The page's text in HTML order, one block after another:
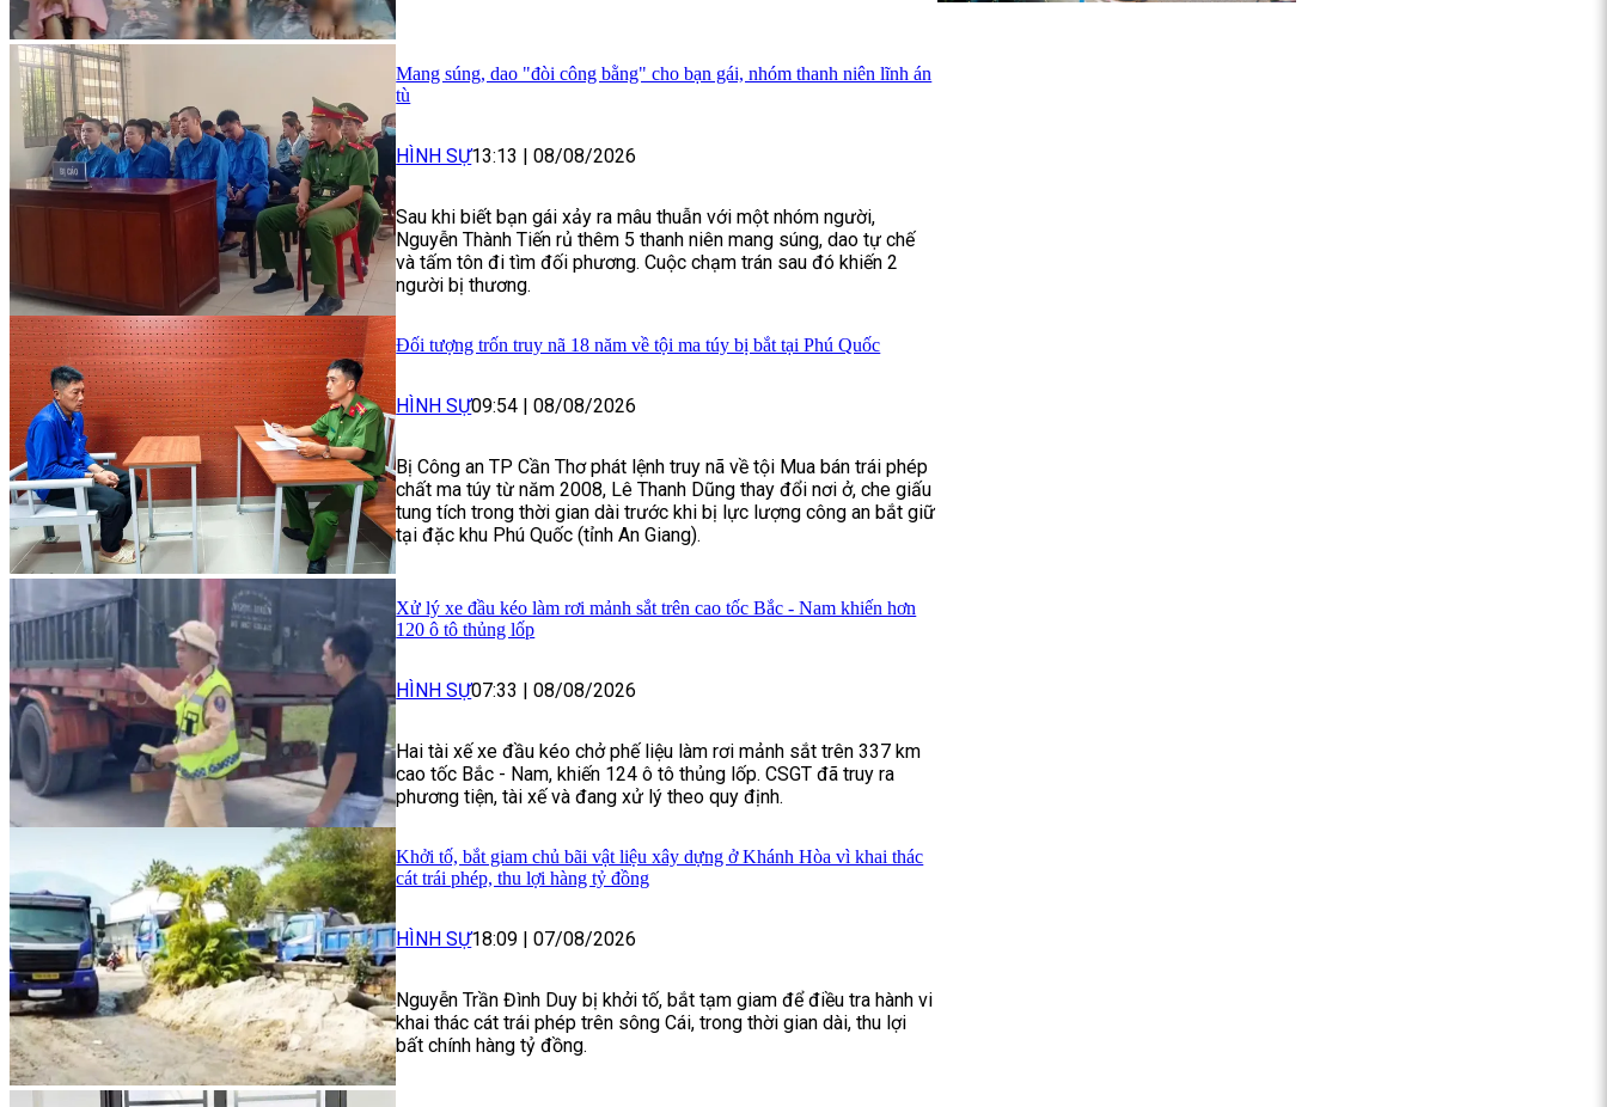
Mang súng, dao "đòi công bằng" cho bạn gái, nhóm thanh niên lĩnh án
tù
HÌNH SỰ13:13 08/08/2026
Sau khi biết bạn gái xảy ra mâu thuẫn với một nhóm người,
Nguyễn Thành Tiến rủ thêm 5 thanh niên mang súng, dao tự chế
và tấm tôn đi tìm đối phương. Cuộc chạm trán sau đó khiến 2
người bị thương.
Đối tượng trốn truy nã 18 năm về tội ma túy bị bắt tại Phú Quốc
HÌNH SỰ09:54 08/08/2026
Bị Công an TP Cần Thơ phát lệnh truy nã về tội Mua bán trái phép
chất ma túy từ năm 2008, Lê Thanh Dũng thay đổi nơi ở, che giấu
tung tích trong thời gian dài trước khi bị lực lượng công an bắt giữ
tại đặc khu Phú Quốc (tỉnh An Giang).
Xử lý xe đầu kéo làm rơi mảnh sắt trên cao tốc Bắc - Nam khiến hơn
120 ô tô thủng lốp
HÌNH SỰ07:33 | 08/08/2026
Hai tài xế xe đầu kéo chở phế liệu làm rơi mảnh sắt trên 337 km
cao tốc Bắc - Nam, khiến 124 ô tô thủng lốp. CSGT đã truy ra
phương tiện, tài xế và đang xử lý theo quy định.
Khởi tố, bắt giam chủ bãi vật liệu xây dựng ở Khánh Hòa vì khai thác
cát trái phép, thu lợi hàng tỷ đồng
HÌNH SỰ18:09 | 07/08/2026
Nguyễn Trần Đình Duy bị khởi tố, bắt tạm giam để điều tra hành vi
khai thác cát trái phép trên sông Cái, trong thời gian dài, thu lợi
bất chính hàng tỷ đồng.